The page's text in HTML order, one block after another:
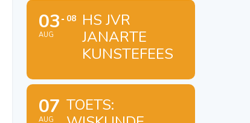
03
AUG
08
HS JVR
JANARTE
KUNSTEFEES
07
AUG
TOETS: